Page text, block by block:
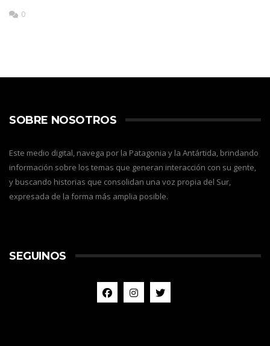
0
SOBRE NOSOTROS
Este medio digital, navega por la Patagonia y la Antártida, brindando
información sobre los temas que generan interacción con su gente,
y buscando historias que consolidan una voz propia del Sur,
expresada de la forma más amplia posible.
SEGUINOS